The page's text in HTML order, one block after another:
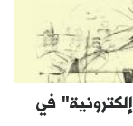
في